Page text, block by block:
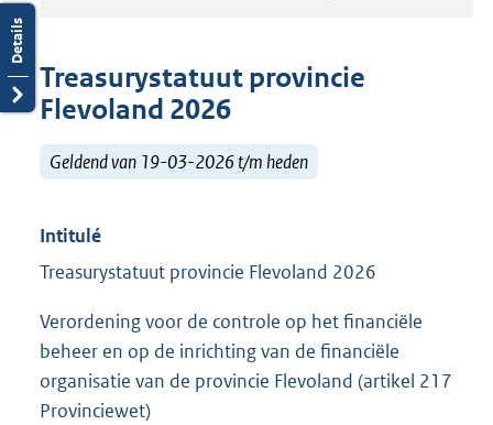
Treasurystatuut provincie
Flevoland 2026
Geldend van 19-03-2026 t/m heden
Intitulé
Treasurystatuut provincie Flevoland 2026
Verordening voor de controle op het financiële
beheer en op de inrichting van de financiële
organisatie van de provincie Flevoland (artikel 217
Provinciewet)